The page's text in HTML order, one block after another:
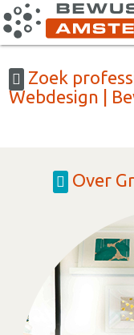
Zoek
Webdesign |
Over